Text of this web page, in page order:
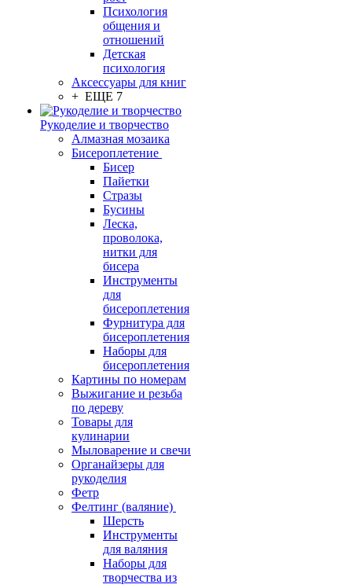
Психология
общения и
отношений
Детская
психология
Аксессуары для книг
+ ЕЩЕ 7
Рукоделие и творчество
Алмазная мозаика
Бисероплетение
Бисер
Пайетки
Стразы
Бусины
Леска,
проволока,
нитки для
бисера
Инструменты
для
бисероплетения
Фурнитура для
бисероплетения
Наборы для
бисероплетения
Картины по номерам
Выжигание и резьба
по дереву
Товары для
кулинарии
Мыловарение и свечи
Органайзеры для
рукоделия
Фетр
Фелтинг (валяние)
Шерсть
Инструменты
для валяния
Наборы для
творчества из